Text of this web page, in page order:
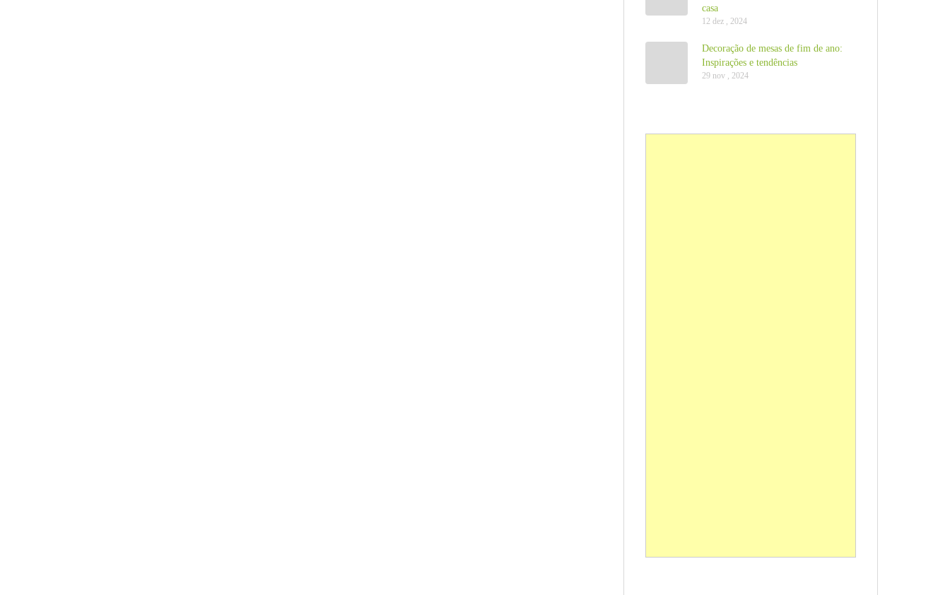
casa
12 dez , 2024
Decoração de mesas de fim de ano:
Inspirações e tendências
29 nov , 2024